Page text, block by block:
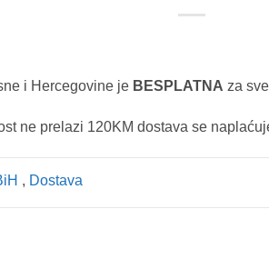
i Hercegovine je BESPLATNA za
ne prelazi 120KM dostava se
, Dostava